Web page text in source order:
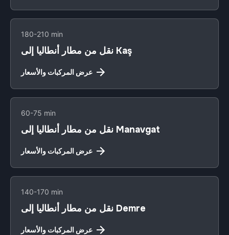
180-210 min
نقل من مطار أنطاليا إلى Kaş
عرض المركبات والأسعار
60-75 min
نقل من مطار أنطاليا إلى Manavgat
عرض المركبات والأسعار
140-170 min
نقل من مطار أنطاليا إلى Demre
عرض المركبات والأسعار